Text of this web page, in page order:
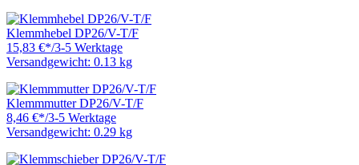
Klemmhebel DP26/V-T/F
15,83 €*/3-5 Werktage
Versandgewicht: 0.13 kg
Klemmmutter DP26/V-T/F
8,46 €*/3-5 Werktage
Versandgewicht: 0.29 kg